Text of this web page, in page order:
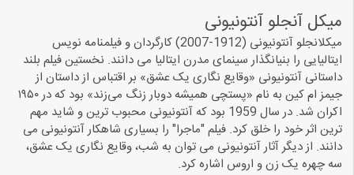
میکل‌ آنجلو آنتونیونی
میکلانجلو آنتونیونی (1912-2007) کارگردان و فیلمنامه نویس
ایتالیایی را بنیانگذار سینمای مدرن ایتالیا می دانند. نخستین فیلم بلند
داستانی آنتونیونی «وقایع نگاری یک عشق» بر اقتباس از داستان از
جیمز ام کین به نام «پستچی همیشه دوبار زنگ می‌زند» بود که در ۱۹۵۰
اکران شد. در سال 1959 بود که آنتونیونی محبوب ترین و شاید مهم
ترین اثر خود را خلق کرد. فیلم "ماجرا" را بسیاری شاهکار آنتونیونی می
دانند. از دیگر آثار آنتونیونی می توان به شب، وقایع نگاری یک عشق،
سه چهره یک زن و اروس اشاره کرد.